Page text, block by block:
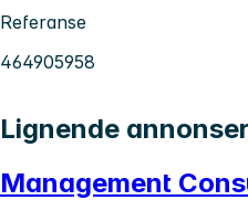
Referanse
464905958
Lignende annonser
Management